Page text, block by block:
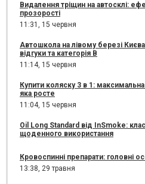
Видалення тріщин на автосклі:
прозорості
11:31, 15 червня
Автошкола на лівому березі
відгуки та категорія B
11:14, 15 червня
Купити коляску 3 в 1:
яка росте
11:04, 15 червня
Oil Long Standard від InSmoke:
щоденного використання
Кровоспинні препарати: головні
13:38, 29 травня